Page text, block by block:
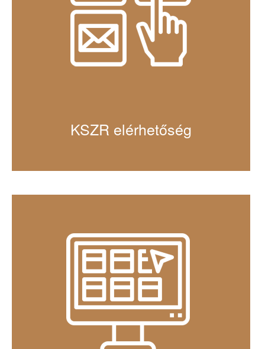
KSZR elérhetőség